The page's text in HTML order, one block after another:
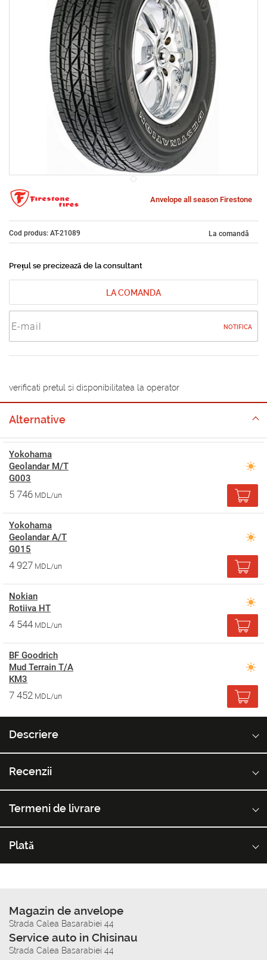
Anvelope all season Firestone
Cod produs: AT-21089 La comandă
Prețul se precizează de la consultant
LA COMANDA
NOTIFICA
verificati pretul si disponibilitatea la operator
Alternative
Yokohama
Geolandar M/T
G003
5 746 MDL/un
Yokohama
Geolandar A/T
G015
4 927 MDL/un
Nokian
Rotiiva HT
4 544 MDL/un
BF Goodrich
Mud Terrain T/A
KM3
7 452 MDL/un
Descriere
Recenzii
Termeni de livrare
Plată
Magazin de anvelope
Strada Calea Basarabiei 44
Service auto in Chisinau
Strada Calea Basarabiei 44